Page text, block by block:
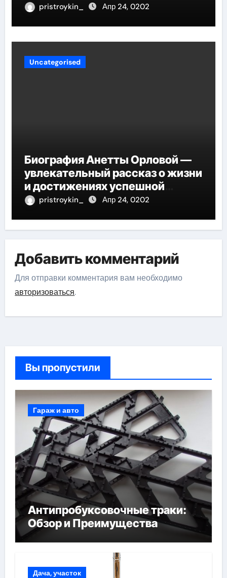
pristroykin_ Апр 24, 0202
Uncategorised
Биография Анетты Орловой —
увлекательный рассказ о жизни
и достижениях успешной
фигуристки
pristroykin_ Апр 24, 0202
Добавить комментарий
Для отправки комментария вам необходимо
авторизоваться.
Вы пропустили
Гараж и авто
Антипробуксовочные траки:
Обзор и Преимущества
Дача, участок